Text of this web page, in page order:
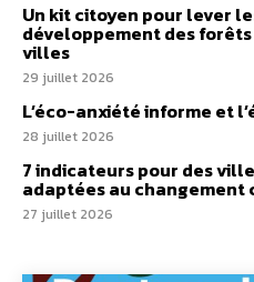
Un kit citoyen pour lever
développement des
villes
29 juillet 2026
L’éco-anxiété informe et
28 juillet 2026
7 indicateurs pour des
adaptées au changement
27 juillet 2026